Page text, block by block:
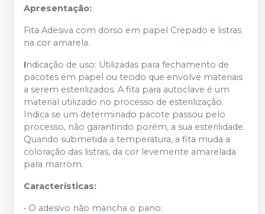
Apresentação:
Fita Adesiva com dorso em papel Crepado e listras
na cor amarela.
Indicação de uso: Utilizadas para fechamento de
pacotes em papel ou tecido que envolve materiais
a serem esterilizados. A fita para autoclave é um
material utilizado no processo de esterilização.
Indica se um determinado pacote passou pelo
processo, não garantindo porém, a sua esterilidade.
Quando submetida a temperatura, a fita muda a
coloração das listras, da cor levemente amarelada
para marrom.
Características:
• O adesivo não mancha o pano;